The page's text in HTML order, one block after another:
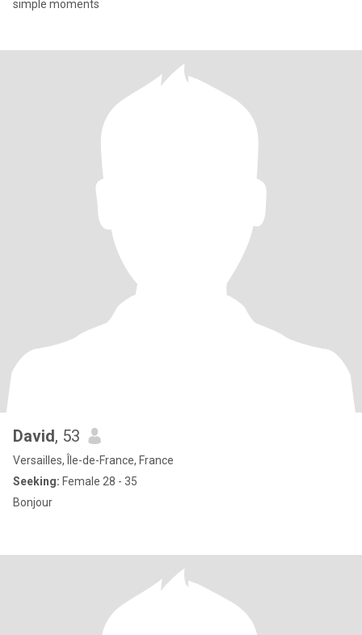
simple moments
David, 53
Versailles, Île-de-France, France
Seeking: Female 28 - 35
Bonjour